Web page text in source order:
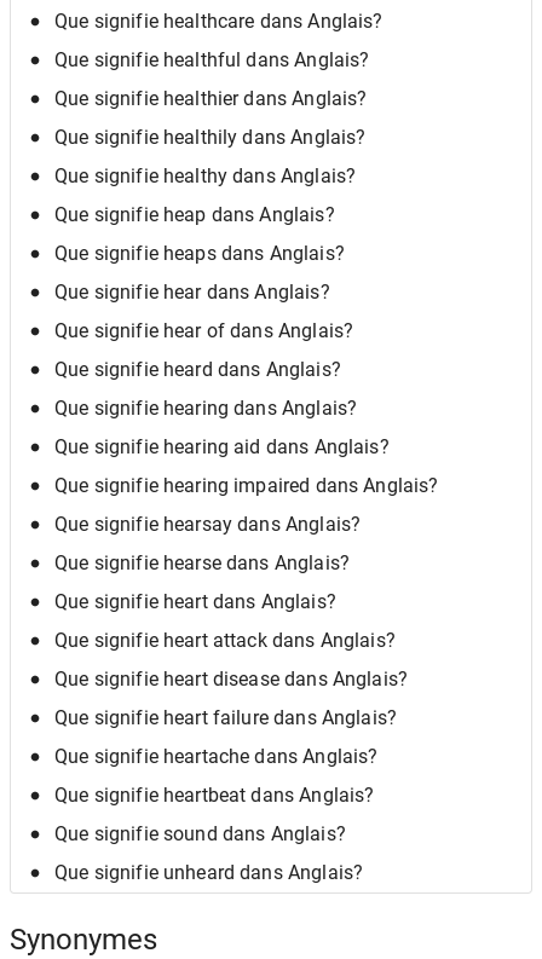
Que signifie healthcare dans Anglais?
Que signifie healthful dans Anglais?
Que signifie healthier dans Anglais?
Que signifie healthily dans Anglais?
Que signifie healthy dans Anglais?
Que signifie heap dans Anglais?
Que signifie heaps dans Anglais?
Que signifie hear dans Anglais?
Que signifie hear of dans Anglais?
Que signifie heard dans Anglais?
Que signifie hearing dans Anglais?
Que signifie hearing aid dans Anglais?
Que signifie hearing impaired dans Anglais?
Que signifie hearsay dans Anglais?
Que signifie hearse dans Anglais?
Que signifie heart dans Anglais?
Que signifie heart attack dans Anglais?
Que signifie heart disease dans Anglais?
Que signifie heart failure dans Anglais?
Que signifie heartache dans Anglais?
Que signifie heartbeat dans Anglais?
Que signifie sound dans Anglais?
Que signifie unheard dans Anglais?
Synonymes